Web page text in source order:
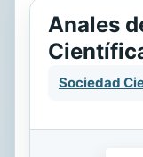
Anales
Sociedad